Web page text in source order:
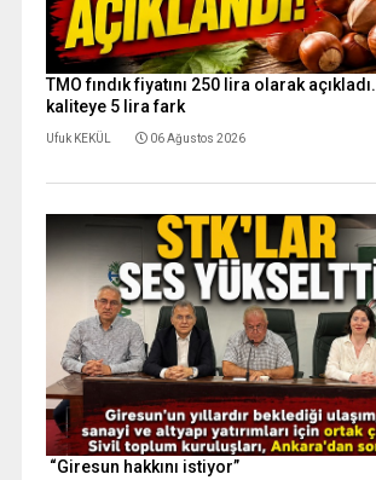
TMO fındık fiyatını 250 lira olarak
kaliteye 5 lira fark
Ufuk KEKÜL 06 Ağustos 2026
“Giresun hakkını istiyor”